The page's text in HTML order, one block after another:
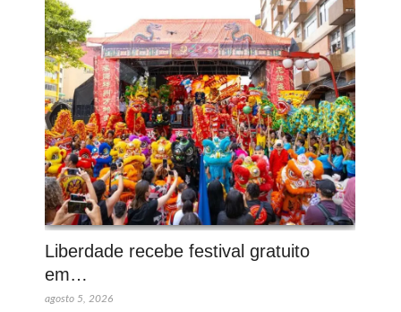
Liberdade recebe festival gratuito
em…
agosto 5, 2026